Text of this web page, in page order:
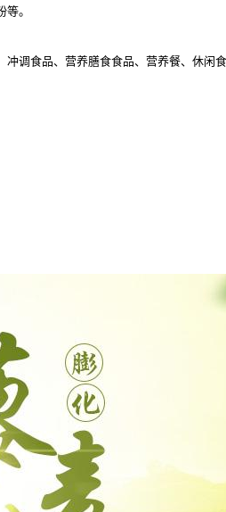
。
调食品、营养膳食食品、营养餐、休闲